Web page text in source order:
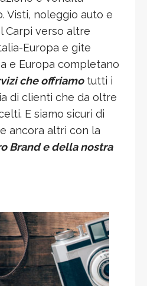
Visti, noleggio auto e
Carpi verso altre
Europa e gite
e Europa completano
che offriamotutti i
di clienti che da oltre
E siamo sicuri di
ancora altri con la
Brand e della nostra